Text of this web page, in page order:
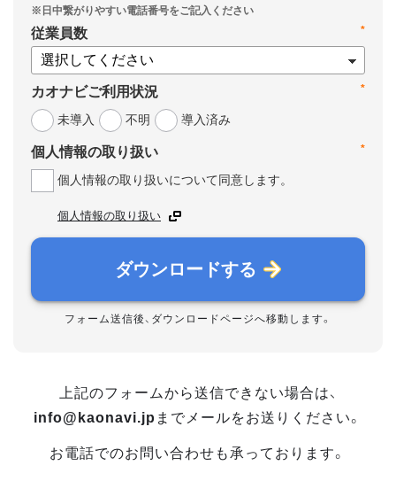
*
従業員数
*
カオナビご利用状況
未導入
不明 導入済み
*
個人情報の取り扱い
個人情報の取り扱いについて同意します。
個人情報の取り扱い
ダウンロードする
フォーム送信後、ダウンロードページへ移動します。
上記のフォームから送信できない場合は、
info@kaonavi.jp までメールをお送りください。
お電話でのお問い合わせも承っております。